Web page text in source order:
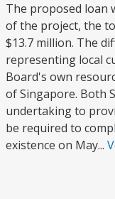
The proposed loan
of the project, the
$13.7 million. The
representing local
Board's own
of Singapore. Both
undertaking to
be required to
existence on May...